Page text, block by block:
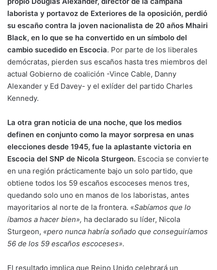
laborista y portavoz de Exteriores de la oposición, perdió
su escaño contra la joven nacionalista de 20 años Mhairi
Black, en lo que se ha convertido en un símbolo del
cambio sucedido en Escocia. Por parte de los liberales
demócratas, pierden sus escaños hasta tres miembros del
actual Gobierno de coalición -Vince Cable, Danny
Alexander y Ed Davey- y el exlíder del partido Charles
Kennedy.
La otra gran noticia de una noche, que los medios
definen en conjunto como la mayor sorpresa en unas
elecciones desde 1945, fue la aplastante victoria en
Escocia del SNP de Nicola Sturgeon. Escocia se convierte
en una región prácticamente bajo un solo partido, que
obtiene todos los 59 escaños escoceses menos tres,
quedando solo uno en manos de los laboristas, antes
mayoritarios al norte de la frontera. «Sabíamos que lo
íbamos a hacer bien», ha declarado su líder, Nicola
Sturgeon, «pero nunca habría soñado que conseguiríamos
56 de los 59 escaños escoceses».
El resultado implica que Reino Unido celebrará un